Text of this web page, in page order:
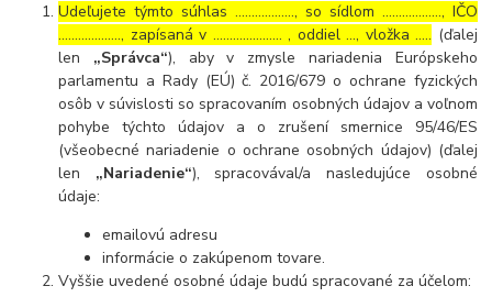
Udeľujete týmto súhlas ……………..., so sídlom ………………, IČO
………………., zapísaná v ………………… , oddiel …, vložka ….. (ďalej
len „Správca“), aby v zmysle nariadenia Európskeho
parlamentu a Rady (EÚ) č. 2016/679 o ochrane fyzických
osôb v súvislosti so spracovaním osobných údajov a voľnom
pohybe týchto údajov a o zrušení smernice 95/46/ES
(všeobecné nariadenie o ochrane osobných údajov) (ďalej
len „Nariadenie“), spracovával/a nasledujúce osobné
údaje:
emailovú adresu
informácie o zakúpenom tovare.
Vyššie uvedené osobné údaje budú spracované za účelom: